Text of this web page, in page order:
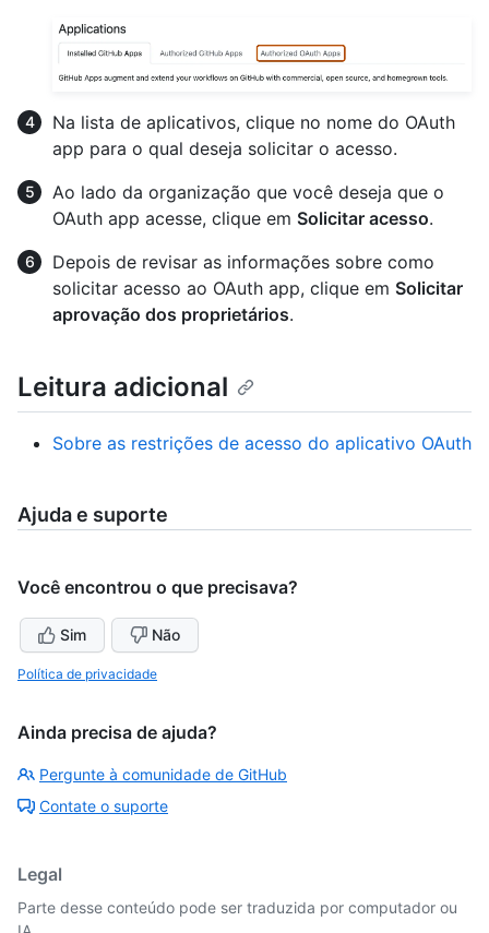
Na lista de aplicativos, clique no nome do OAuth
app para o qual deseja solicitar o acesso.
Ao lado da organização que você deseja que o
OAuth app acesse, clique em Solicitar acesso.
Depois de revisar as informações sobre como
solicitar acesso ao OAuth app, clique em Solicitar
aprovação dos proprietários.
Leitura adicional
Sobre as restrições de acesso do aplicativo OAuth
Ajuda e suporte
Você encontrou o que precisava?
Sim Não
Política de privacidade
Ainda precisa de ajuda?
Pergunte à comunidade de GitHub
Contate o suporte
Legal
Parte desse conteúdo pode ser traduzida por computador ou